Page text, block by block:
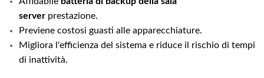
server prestazione.
Previene costosi guasti alle apparecchiature.
Migliora l'efficienza del sistema e riduce il rischio di tempi
di inattività.